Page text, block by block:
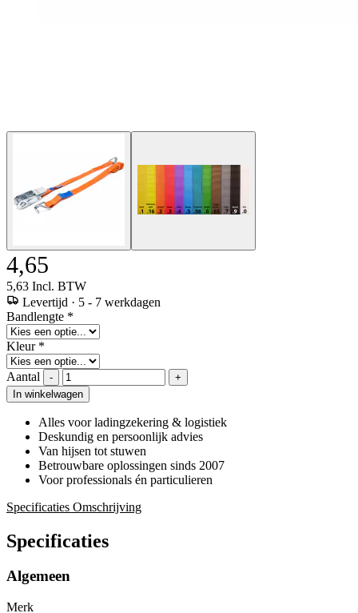
4,65
5,63 Incl. BTW
Levertijd · 5 - 7 werkdagen
Bandlengte *
Kleur *
Aantal -
+
In winkelwagen
Alles voor ladingzekering & logistiek
Deskundig en persoonlijk advies
Van hijsen tot stuwen
Betrouwbare oplossingen sinds 2007
Voor professionals én particulieren
Specificaties Omschrijving
Specificaties
Algemeen
Merk